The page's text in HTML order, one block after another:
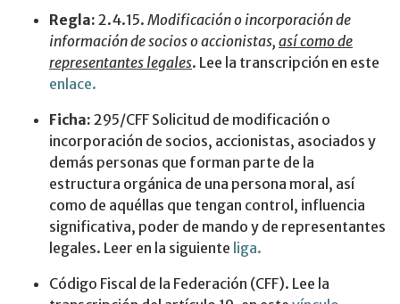
Regla: 2.4.15. Modificación o incorporación de
información de socios o accionistas, así como de
representantes legales. Lee la transcripción en este
enlace.
Ficha: 295/CFF Solicitud de modificación o
incorporación de socios, accionistas, asociados y
demás personas que forman parte de la
estructura orgánica de una persona moral, así
como de aquéllas que tengan control, influencia
significativa, poder de mando y de representantes
legales. Leer en la siguiente liga.
Código Fiscal de la Federación (CFF). Lee la